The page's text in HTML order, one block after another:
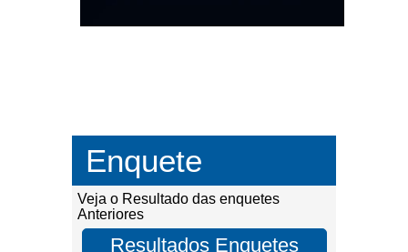
Enquete
Veja o Resultado das enquetes
Anteriores